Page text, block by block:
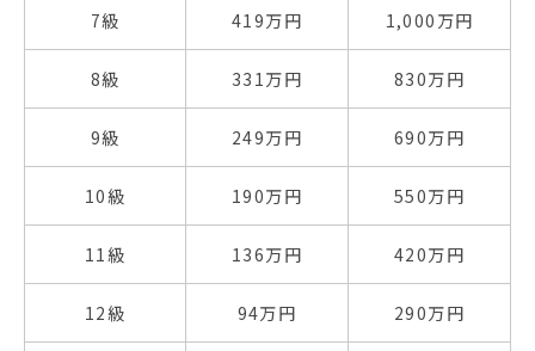
7級 419万円 1,000万円
8級 331万円 830万円
9級 249万円 690万円
10級 190万円 550万円
11級 136万円 420万円
12級 94万円 290万円